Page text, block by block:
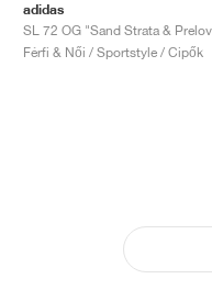
adidas
Férfi & Női / Sportstyle / Cipők